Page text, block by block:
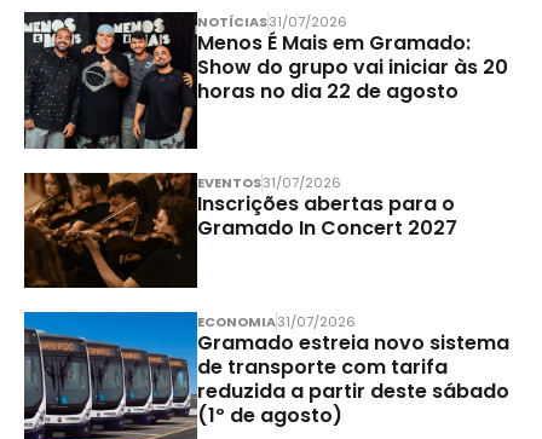
NOTÍCIAS31/07/2026
Menos É Mais em Gramado:
Show do grupo vai iniciar às 20
horas no dia 22 de agosto
EVENTOS31/07/2026
Inscrições abertas para o
Gramado In Concert 2027
ECONOMIA31/07/2026
Gramado estreia novo sistema
de transporte com tarifa
reduzida a partir deste sábado
(1º de agosto)